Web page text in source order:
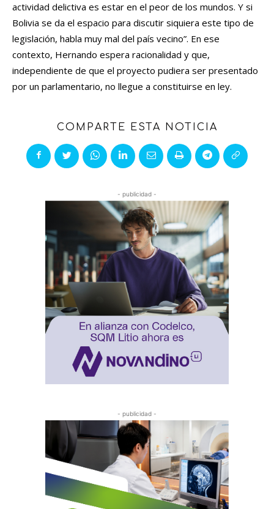
actividad delictiva es estar en el peor de los mundos. Y si
Bolivia se da el espacio para discutir siquiera este tipo de
legislación, habla muy mal del país vecino”. En ese
contexto, Hernando espera racionalidad y que,
independiente de que el proyecto pudiera ser presentado
por un parlamentario, no llegue a constituirse en ley.
COMPARTE ESTA NOTICIA
- publicidad -
- publicidad -